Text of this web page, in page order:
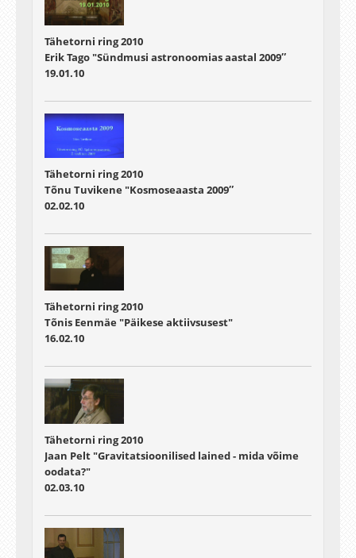
Tähetorni ring 2010
Erik Tago "Sündmusi astronoomias aastal 2009″
19.01.10
Tähetorni ring 2010
Tõnu Tuvikene "Kosmoseaasta 2009″
02.02.10
Tähetorni ring 2010
Tõnis Eenmäe "Päikese aktiivsusest"
16.02.10
Tähetorni ring 2010
Jaan Pelt "Gravitatsioonilised lained - mida võime
oodata?"
02.03.10